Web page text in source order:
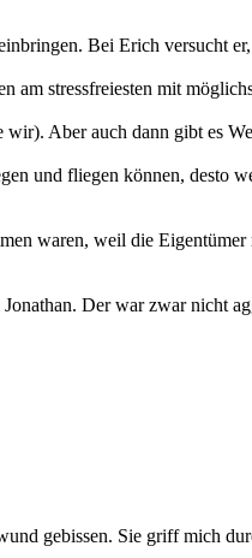
Bei Erich versucht
am stressfreiesten mit
Aber auch dann gibt es
und fliegen können, desto
waren, weil die
Der war zwar nicht
gebissen. Sie griff mich